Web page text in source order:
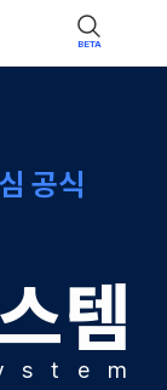
BETA
공식
템
st e m